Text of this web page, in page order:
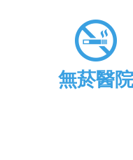
無菸醫